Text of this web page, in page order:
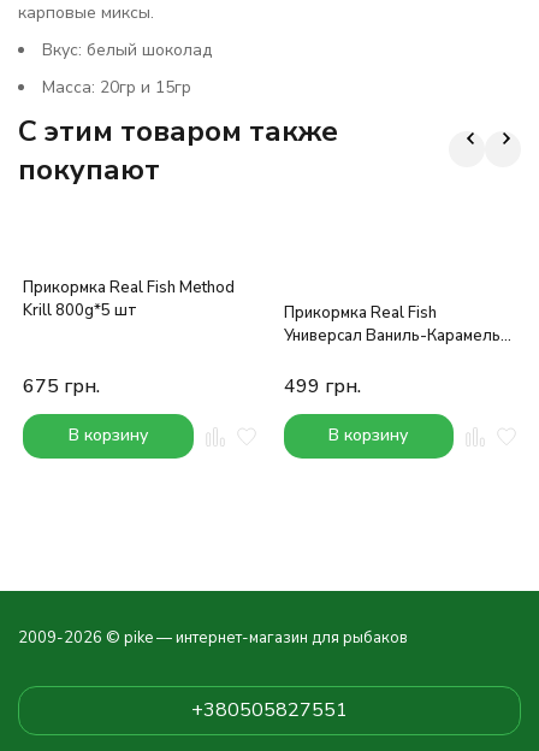
карповые миксы.
Вкус: белый шоколад
Масса: 20гр и 15гр
C этим товаром также
покупают
Прикормка Real Fish Method
Krill 800g*5 шт
675 грн.
В корзину
Прикормка Real Fish
Универсал Ваниль-Карамель
499 грн.
В корзину
2009-2026 © pike — интернет-магазин для рыбаков
+380505827551